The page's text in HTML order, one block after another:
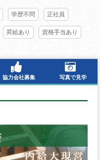
学歴不問 正社員
昇給あり 資格手当あり
協力会社募集 写真で見学